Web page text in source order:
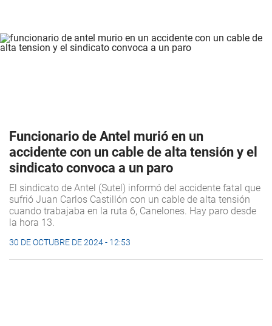
Funcionario de Antel murió en un
accidente con un cable de alta tensión y el
sindicato convoca a un paro
El sindicato de Antel (Sutel) informó del accidente fatal que
sufrió Juan Carlos Castillón con un cable de alta tensión
cuando trabajaba en la ruta 6, Canelones. Hay paro desde
la hora 13.
30 DE OCTUBRE DE 2024 - 12:53